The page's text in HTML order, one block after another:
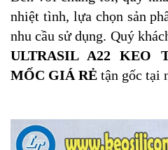
nhiệt tình, lựa chọn sản
nhu cầu sử dụng. Quý
ULTRASIL A22 KEO
MỐC GIÁ RẺ tận gốc tại